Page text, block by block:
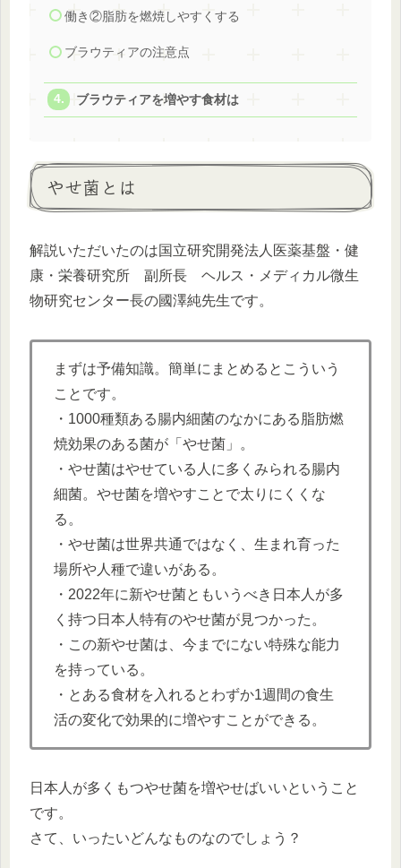
働き②脂肪を燃焼しやすくする
ブラウティアの注意点
ブラウティアを増やす食材は
やせ菌とは
解説いただいたのは国立研究開発法人医薬基盤・健
康・栄養研究所 副所長 ヘルス・メディカル微生
物研究センター長の國澤純先生です。
まずは予備知識。簡単にまとめるとこういう
ことです。
・1000種類ある腸内細菌のなかにある脂肪燃
焼効果のある菌が「やせ菌」。
・やせ菌はやせている人に多くみられる腸内
細菌。やせ菌を増やすことで太りにくくな
る。
・やせ菌は世界共通ではなく、生まれ育った
場所や人種で違いがある。
・2022年に新やせ菌ともいうべき日本人が多
く持つ日本人特有のやせ菌が見つかった。
・この新やせ菌は、今までにない特殊な能力
を持っている。
・とある食材を入れるとわずか1週間の食生
活の変化で効果的に増やすことができる。
日本人が多くもつやせ菌を増やせばいいということ
です。
さて、いったいどんなものなのでしょう？